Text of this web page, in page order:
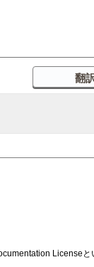
License